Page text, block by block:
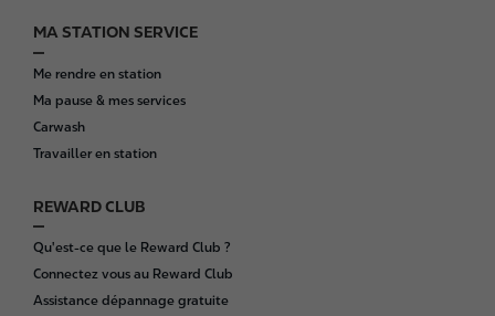
F
o
o
t
e
MA STATION SERVICE
Me rendre en station
Ma pause & mes services
Carwash
Travailler en station
REWARD CLUB
Qu'est-ce que le Reward Club ?
Connectez vous au Reward Club
Assistance dépannage gratuite